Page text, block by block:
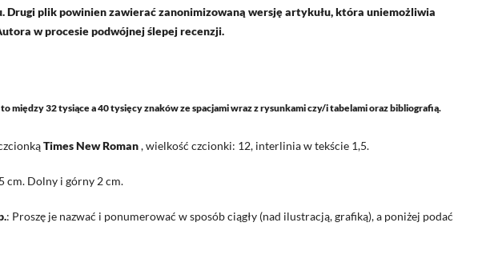
Drugi plik powinien zawierać zanonimizowaną wersję artykułu, która uniemożliwia
w procesie podwójnej ślepej recenzji.
to między 32 tysiące a 40 tysięcy znaków ze spacjamiwraz z rysunkami czy/i tabelami oraz bibliografią.
Times New Roman, wielkość czcionki: 12, interlinia w tekście 1,5.
cm. Dolny i górny 2 cm.
: Proszę je nazwać i ponumerować w sposób ciągły (nad ilustracją, grafiką), a poniżej podać